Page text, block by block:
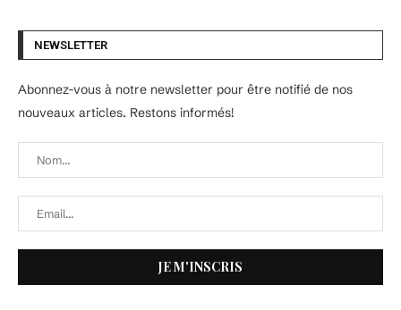
NEWSLETTER
Abonnez-vous à notre newsletter pour être notifié de nos
nouveaux articles. Restons informés!